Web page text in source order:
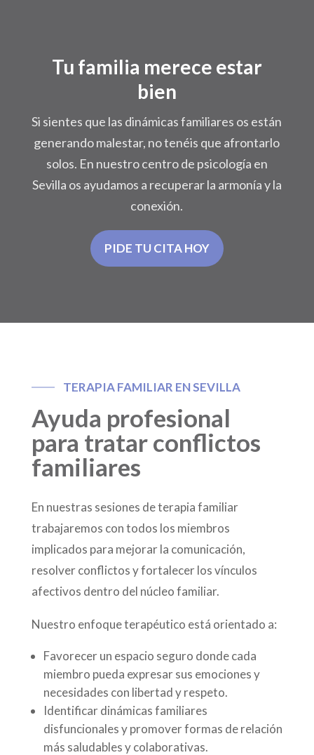
Tu familia merece estar
bien
Si sientes que las dinámicas familiares os están
generando malestar, no tenéis que afrontarlo
solos. En nuestro centro de psicología en
Sevilla os ayudamos a recuperar la armonía y la
conexión.
PIDE TU CITA HOY
TERAPIA FAMILIAR EN SEVILLA
Ayuda profesional
para tratar conflictos
familiares
En nuestras sesiones de terapia familiar
trabajaremos con todos los miembros
implicados para mejorar la comunicación,
resolver conflictos y fortalecer los vínculos
afectivos dentro del núcleo familiar.
Nuestro enfoque terapéutico está orientado a:
Favorecer un espacio seguro donde cada
miembro pueda expresar sus emociones y
necesidades con libertad y respeto.
Identificar dinámicas familiares
disfuncionales y promover formas de relación
más saludables y colaborativas.